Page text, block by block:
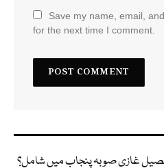
Save my name, email,
for the next time I comment.
غازی صوبہ پنجاب میں شامل؟